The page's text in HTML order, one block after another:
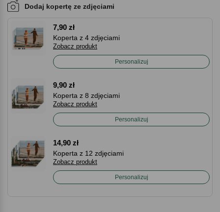
Dodaj kopertę ze zdjęciami
7,90 zł
Koperta z 4 zdjęciami
Zobacz produkt
Personalizuj
9,90 zł
Koperta z 8 zdjęciami
Zobacz produkt
Personalizuj
14,90 zł
Koperta z 12 zdjęciami
Zobacz produkt
Personalizuj